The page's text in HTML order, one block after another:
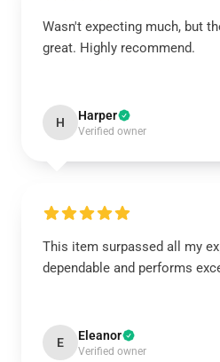
Wasn't expecting much, but
great. Highly recommend.
H Harper
Verified owner
This item surpassed all my
dependable and performs
E Eleanor
Verified owner